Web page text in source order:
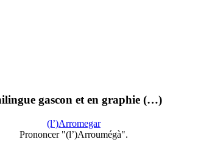
gascon et en graphie (…)
(l’)Arromegar
Prononcer "(l’)Arroumégà".